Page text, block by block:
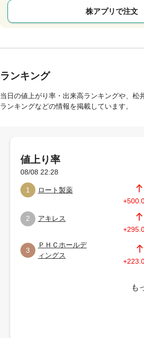
株アプリで注文
ランキング
当日の値上がり率・出来高ランキングや、松
ランキングなどの情報を掲載しています。